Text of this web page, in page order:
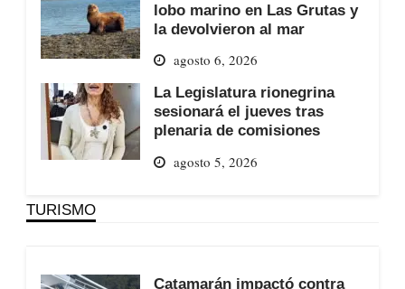
lobo marino en Las Grutas y
la devolvieron al mar
agosto 6, 2026
La Legislatura rionegrina
sesionará el jueves tras
plenaria de comisiones
agosto 5, 2026
TURISMO
Catamarán impactó contra